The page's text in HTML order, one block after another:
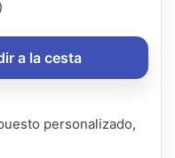
a la cesta
personalizado,